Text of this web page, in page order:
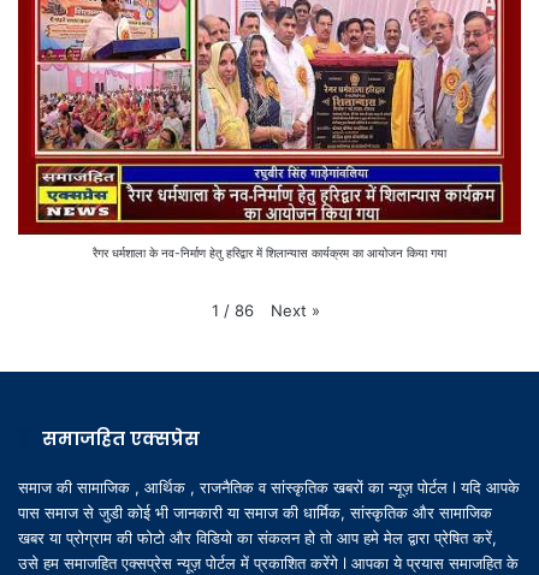
रैगर धर्मशाला के नव-निर्माण हेतु हरिद्वार में शिलान्यास कार्यक्रम का आयोजन किया गया
1 / 86 Next »
समाजहित एक्सप्रेस
समाज की सामाजिक , आर्थिक , राजनैतिक व सांस्कृतिक खबरों का न्यूज़ पोर्टल l यदि आपके
पास समाज से जुडी कोई भी जानकारी या समाज की धार्मिक, सांस्कृतिक और सामाजिक
खबर या प्रोग्राम की फोटो और विडियो का संकलन हो तो आप हमे मेल द्वारा प्रेषित करें,
उसे हम समाजहित एक्सप्रेस न्यूज़ पोर्टल में प्रकाशित करेंगे l आपका ये प्रयास समाजहित के